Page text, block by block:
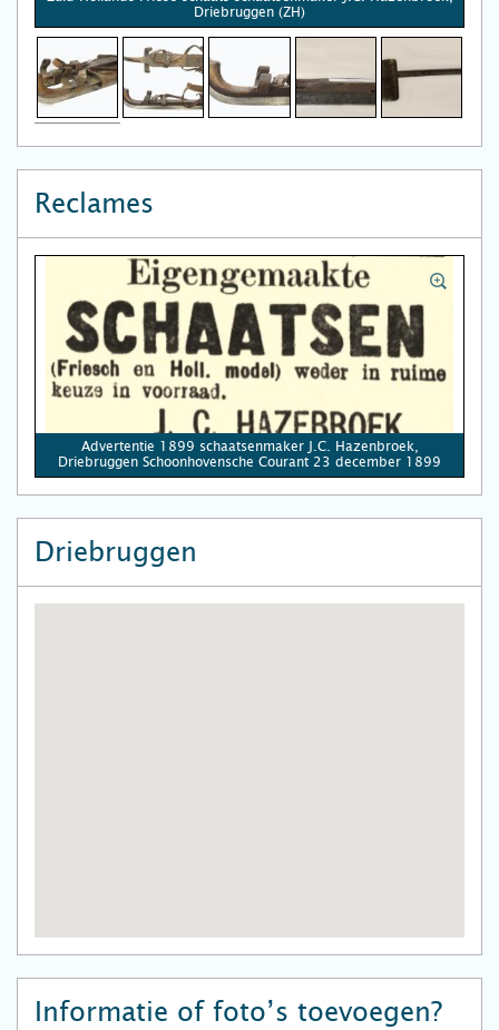
Driebruggen (ZH)
Reclames
Advertentie 1899 schaatsenmaker J.C. Hazenbroek,
Driebruggen Schoonhovensche Courant 23 december 1899
Driebruggen
Informatie of foto’s toevoegen?